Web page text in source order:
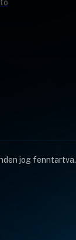
jog fenntartva.